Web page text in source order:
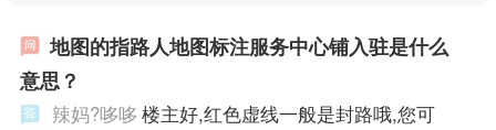
地图的指路人地图标注服务中心铺入驻是什么
意思？
辣妈?哆哆 楼主好,红色虚线一般是封路哦,您可